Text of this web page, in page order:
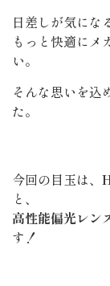
日差しが気にな
もっと快適にメ
い。
そんな思いを込
た。
今回の目玉は、
と、
高性能偏光レン
す！